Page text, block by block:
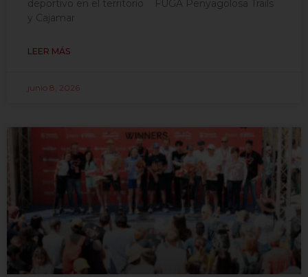
deportivo en el territorio FUGA Penyagolosa Trails
y Cajamar
LEER MÁS
junio 8, 2026